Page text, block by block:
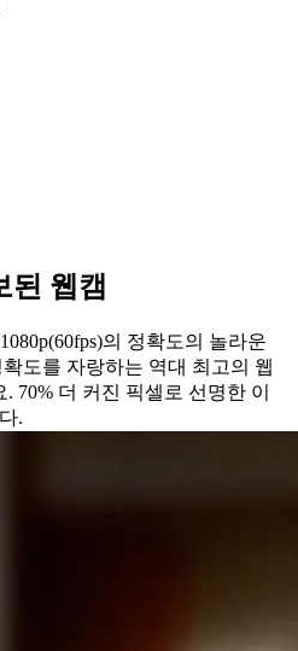
된 웹캠
의 정확도의 놀라운
도를 자랑하는 역대 최고의 웹
70% 더 커진 픽셀로 선명한 이
.